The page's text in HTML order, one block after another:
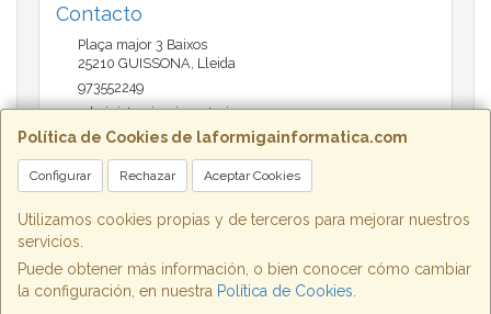
Política de Cookies de laformigainformatica.com
Configurar Rechazar Aceptar Cookies
Utilizamos cookies propias y de terceros para mejorar nuestros
servicios.
Puede obtener más información, o bien conocer cómo cambiar
la configuración, en nuestra Política de Cookies
Contacto
Plaça major 3 Baixos
25210 GUISSONA Lleida
973552249
administracio@insectari.com
Horario
Matí de 9 a 13:30 - Tarda 17 a 20:30
, , , , España. - C.I.F.: B25662933 - Tfno: